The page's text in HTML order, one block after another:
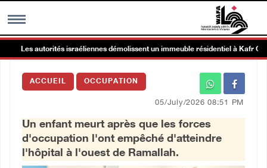
MENU
Galerie d’images
Centre palestinien
Les autorités israéliennes démolissent un immeuble résidentiel à Kafr
ACCUEIL OCCUPATION
05/July/2026 08:51 PM
Un enfant meurt après que les forces
d'occupation l'ont empêché d'atteindre
l'hôpital à l'ouest de Ramallah.